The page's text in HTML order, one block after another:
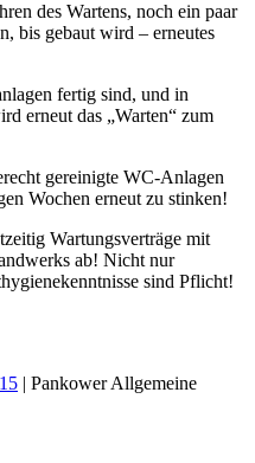
des Wartens, noch ein paar
bis gebaut wird – erneutes
fertig sind, und in
erneut das „Warten“ zum
gereinigte WC-Anlagen
Wochen erneut zu stinken!
Wartungsverträge mit
ab! Nicht nur
sind Pflicht!
| Pankower Allgemeine